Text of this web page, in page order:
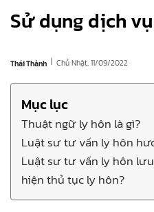
Sử dụng dịch
Thái Thành | Chủ Nhật, 11/09/2022
Mục lục
Thuật ngữ ly hôn là gì?
Luật sư tư vấn ly hôn
Luật sư tư vấn ly hôn
hiện thủ tục ly hôn?